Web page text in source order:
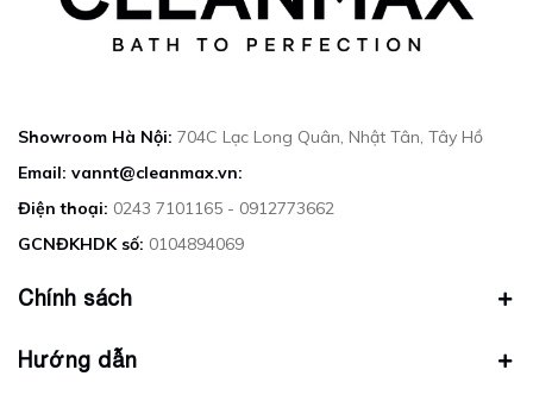
Showroom Hà Nội: 704C Lạc Long Quân, Nhật Tân, Tây Hồ
Email: vannt@cleanmax.vn:
Điện thoại: 0243 7101165 - 0912773662
GCNĐKHDK số: 0104894069
Chính sách
Hướng dẫn